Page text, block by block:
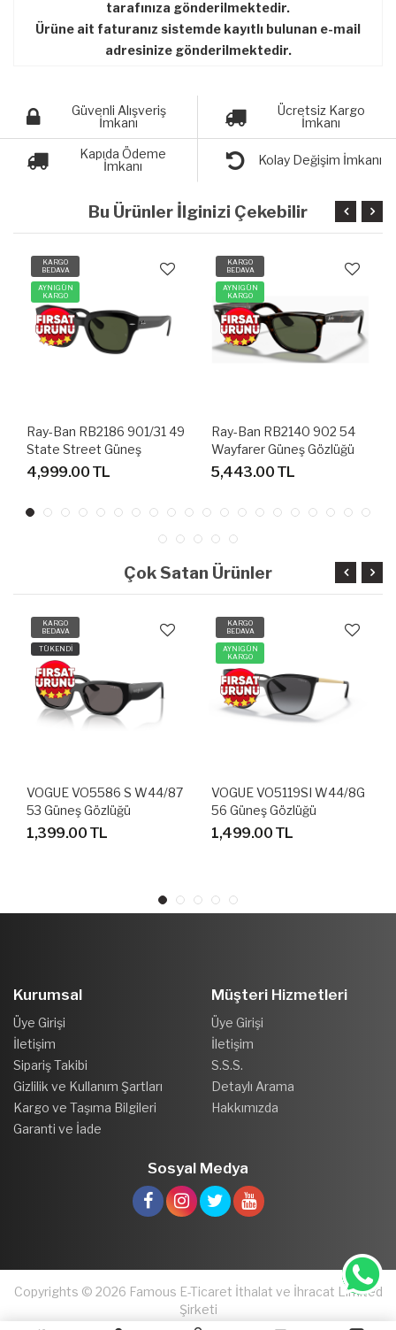
tarafınıza gönderilmektedir.
Ürüne ait faturanız sistemde kayıtlı bulunan e-mail
adresinize gönderilmektedir.
Güvenli Alışveriş
İmkanı
Ücretsiz Kargo
İmkanı
Kapıda Ödeme
İmkanı
Kolay Değişim İmkanı
Bu Ürünler İlginizi Çekebilir
KARGO
BEDAVA
AYNIGÜN
KARGO
Ray-Ban RB2186 901/31 49
State Street Güneş
Gözlüğü
4,999.00 TL
KARGO
BEDAVA
AYNIGÜN
KARGO
Ray-Ban RB2140 902 54
Wayfarer Güneş Gözlüğü
5,443.00 TL
Çok Satan Ürünler
KARGO
BEDAVA
TÜKENDİ
VOGUE VO5586 S W44/87
53 Güneş Gözlüğü
1,399.00 TL
KARGO
BEDAVA
AYNIGÜN
KARGO
VOGUE VO5119SI W44/8G
56 Güneş Gözlüğü
1,499.00 TL
Kurumsal
Üye Girişi
İletişim
Sipariş Takibi
Gizlilik ve Kullanım Şartları
Kargo ve Taşıma Bilgileri
Garanti ve İade
Müşteri Hizmetleri
Üye Girişi
İletişim
S.S.S.
Detaylı Arama
Hakkımızda
Sosyal Medya
Copyrights © 2026 Famous E-Ticaret İthalat ve İhracat Limited
Şirketi